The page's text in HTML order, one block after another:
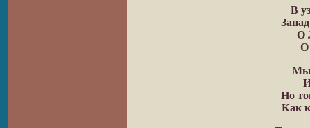
В
О
О
Мы
Но
Как